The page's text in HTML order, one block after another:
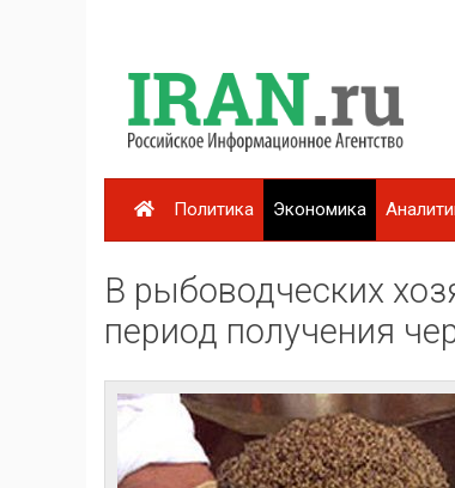
Политика Экономика
В рыбоводческих
период получения